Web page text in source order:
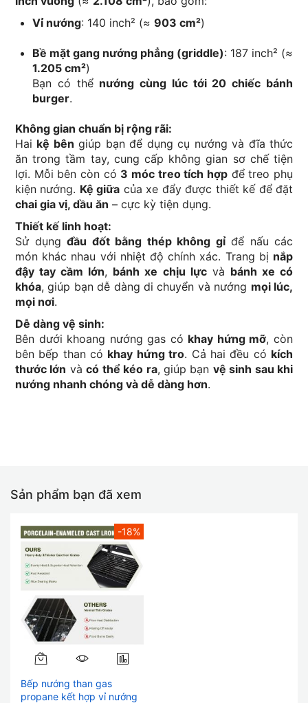
Vỉ nướng: 140 inch² (≈ 903 cm²)
Bề mặt gang nướng phẳng (griddle): 187 inch² (≈
1.205 cm²)
Bạn có thể nướng cùng lúc tới 20 chiếc bánh
burger.
Không gian chuẩn bị rộng rãi:
Hai kệ bên giúp bạn để dụng cụ nướng và đĩa thức
ăn trong tầm tay, cung cấp không gian sơ chế tiện
lợi. Mỗi bên còn có 3 móc treo tích hợp để treo phụ
kiện nướng. Kệ giữa của xe đẩy được thiết kế để đặt
chai gia vị, dầu ăn – cực kỳ tiện dụng.
Thiết kế linh hoạt:
Sử dụng đầu đốt bằng thép không gỉđể nấu các
món khác nhau với nhiệt độ chính xác. Trang bị nắp
đậy tay cầm lớn, bánh xe chịu lựcvà bánh xe có
khóa, giúp bạn dễ dàng di chuyển và nướng mọi lúc,
mọi nơi.
Dễ dàng vệ sinh:
Bên dưới khoang nướng gas có khay hứng mỡ, còn
bên bếp than có khay hứng tro. Cả hai đều có kích
thước lớn vàcó thể kéo ra, giúp bạn vệ sinh sau khi
nướng nhanh chóng và dễ dàng hơn.
Sản phẩm bạn đã xem
-18%
Bếp nướng than gas
propane kết hợp vỉ nướng